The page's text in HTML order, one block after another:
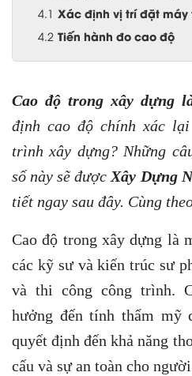
Xác định vị trí đặt máy
Tiến hành đo cao độ
Cao độ trong xây dựng
định cao độ chính xác
trình xây dựng? Những
số này sẽ được Xây Dựng
tiết ngay sau đây. Cùng
Cao độ trong xây dựng là
các kỹ sư và kiến trúc sư
và thi công công trình.
hưởng đến tính thẩm mỹ
quyết định đến khả năng
cấu và sự an toàn cho